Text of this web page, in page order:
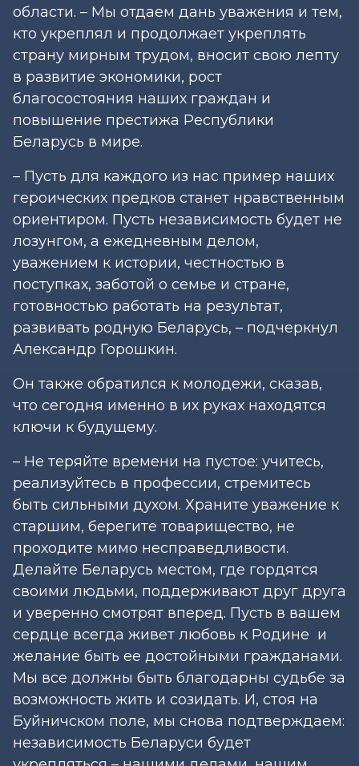
области. – Мы отдаем дань уважения и тем,
кто укреп­лял и продолжает укреплять
страну мирным трудом, вносит свою лепту
в развитие экономики, рост
благосостояния наших граждан и
повышение престижа Республики
Беларусь в мире.
– Пусть для каждого из нас пример наших
героических предков станет нравственным
ориентиром. Пусть независимость будет не
лозунгом, а ежедневным делом,
уважением к истории, честностью в
поступках, заботой о семье и стране,
готовностью работать на результат,
развивать родную Беларусь, – подчеркнул
Александр Горошкин.
Он также обратился к молодежи, сказав,
что сегодня именно в их руках находятся
ключи к будущему.
– Не теряйте времени на пустое: учитесь,
реализуйтесь в профессии, стремитесь
быть сильными духом. Храните уважение к
старшим, берегите товарищество, не
проходите мимо несправедливости.
Делайте Беларусь местом, где гордятся
своими людьми, поддерживают друг друга
и уверенно смотрят вперед. Пусть в вашем
сердце всегда живет любовь к Родине и
желание быть ее достойными гражданами.
Мы все должны быть благодарны судьбе за
возможность жить и созидать. И, стоя на
Буйничском поле, мы снова подтверждаем:
независимость Беларуси будет